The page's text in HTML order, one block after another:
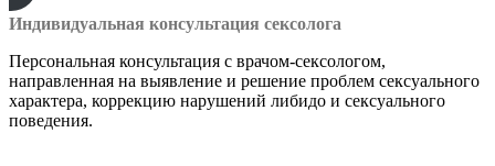
Индивидуальная консультация сексолога
Персональная консультация с врачом-сексологом,
направленная на выявление и решение проблем сексуального
характера, коррекцию нарушений либидо и сексуального
поведения.